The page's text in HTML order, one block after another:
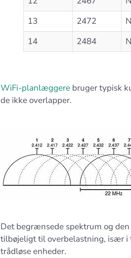
13
2472
14
2484
WiFi-planlæggerebruger typisk
de ikke overlapper.
Det begrænsede spektrum og
tilbøjeligt til overbelastning, især
trådløse enheder.